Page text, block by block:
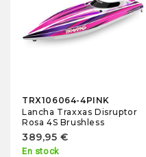
TRX106064-4PINK
Lancha Traxxas Disruptor
Rosa 4S Brushless
389,95 €
En stock